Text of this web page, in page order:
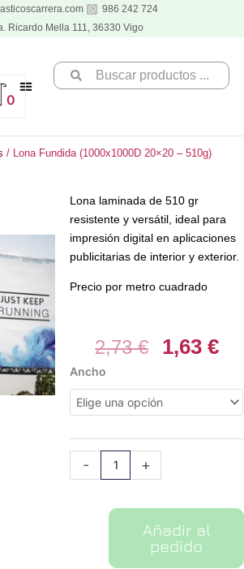
986 242 724
Ricardo Mella 111, 36330 Vigo
Search
...
0
/ Lona Fundida (1000x1000D 20×20 – 510g)
Lona laminada de 510 gr
resistente y versátil, ideal para
impresión digital en aplicaciones
publicitarias de interior y exterior.
Precio por metro cuadrado
2,73€
El
precio
original
era:
2,73 €.
1,63€El
Ancho
-
Lona
Fundida
(1000x1000D
-
510g)
cantidad
+
Añadir al
pedido